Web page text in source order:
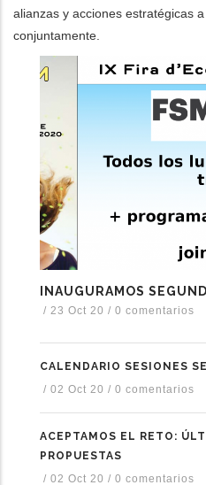
alianzas y acciones estratégicas
conjuntamente.
INAUGURAMOS
/ 23 Oct 20 / 0 comentarios
CALENDARIO SESIONES
/ 02 Oct 20 / 0 comentarios
ACEPTAMOS EL RETO:
PROPUESTAS
/ 02 Oct 20 / 0 comentarios